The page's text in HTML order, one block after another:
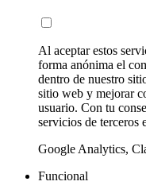
Al aceptar estos
forma anónima el
dentro de nuestro
sitio web y mejorar
usuario. Con tu
servicios de terceros
Google Analytics,
Funcional